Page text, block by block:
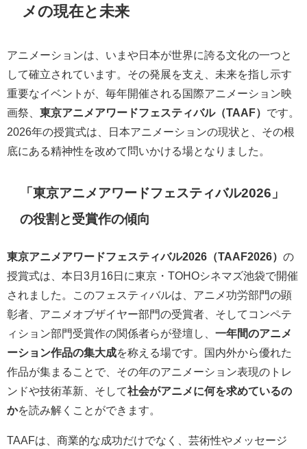
メの現在と未来
アニメーションは、いまや日本が世界に誇る文化の一つと
して確立されています。その発展を支え、未来を指し示す
重要なイベントが、毎年開催される国際アニメーション映
画祭、 東京アニメアワードフェスティバル（TAAF） です。
2026年の授賞式は、日本アニメーションの現状と、その根
底にある精神性を改めて問いかける場となりました。
「東京アニメアワードフェスティバル2026」
の役割と受賞作の傾向
東京アニメアワードフェスティバル2026（TAAF2026） の
授賞式は、本日3月16日に東京・TOHOシネマズ池袋で開催
されました。このフェスティバルは、アニメ功労部門の顕
彰者、アニメオブザイヤー部門の受賞者、そしてコンペテ
ィション部門受賞作の関係者らが登壇し、 一年間のアニメ
ーション作品の集大成を称える場です。国内外から優れた
作品が集まることで、その年のアニメーション表現のトレ
ンドや技術革新、そして社会がアニメに何を求めているの
かを読み解くことができます。
TAAFは、商業的な成功だけでなく、芸術性やメッセージ